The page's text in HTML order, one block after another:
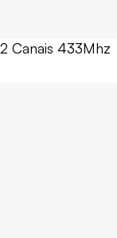
Canais 433Mhz